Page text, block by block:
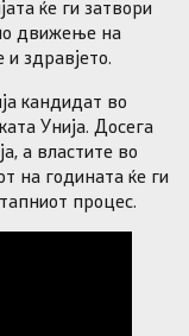
ќе ги затвори
движење на
здравјето.
кандидат во
Унија. Досега
а властите во
на годината ќе ги
процес.